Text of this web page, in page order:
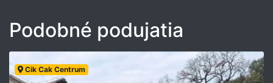
Podobné podujatia
Cik Cak Centrum